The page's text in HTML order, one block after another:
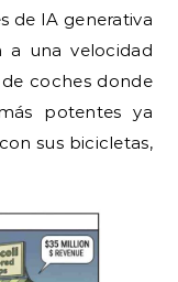
de IA generativa
a una velocidad
coches donde
potentes ya
sus bicicletas,